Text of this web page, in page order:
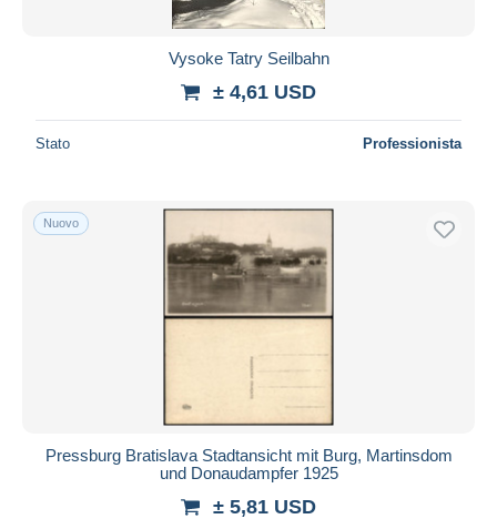
Vysoke Tatry Seilbahn
± 4,61 USD
Stato Professionista
Nuovo
Pressburg Bratislava Stadtansicht mit Burg, Martinsdom
und Donaudampfer 1925
± 5,81 USD